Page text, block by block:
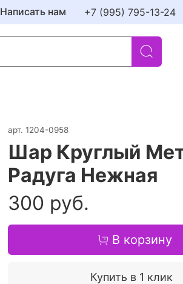
Написать нам +7 (995) 795-13-24
арт. 1204-0958
Шар Круглый
Радуга Нежная
300 руб.
В корзину
Купить в 1 клик